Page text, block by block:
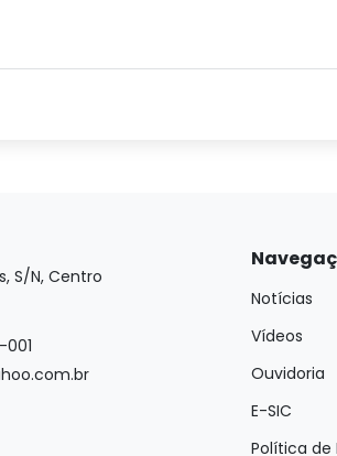
S/N, Centro
Notícias
Vídeos
Ouvidoria
E-SIC
Política de